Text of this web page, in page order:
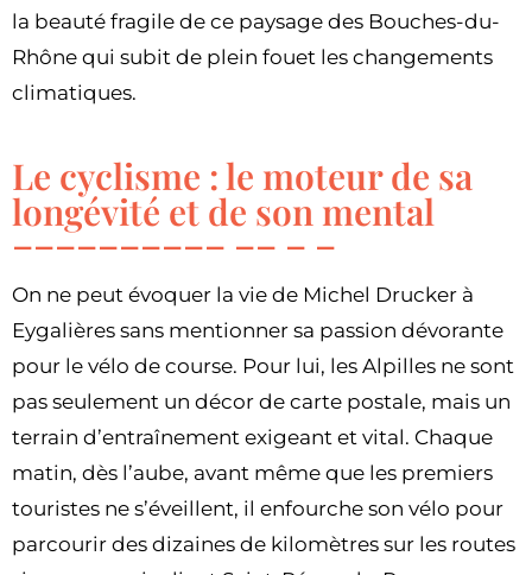
la beauté fragile de ce paysage des Bouches-du-
Rhône qui subit de plein fouet les changements
climatiques.
Le cyclisme : le moteur de sa
longévité et de son mental
On ne peut évoquer la vie de Michel Drucker à
Eygalières sans mentionner sa passion dévorante
pour le vélo de course. Pour lui, les Alpilles ne sont
pas seulement un décor de carte postale, mais un
terrain d’entraînement exigeant et vital. Chaque
matin, dès l’aube, avant même que les premiers
touristes ne s’éveillent, il enfourche son vélo pour
parcourir des dizaines de kilomètres sur les routes